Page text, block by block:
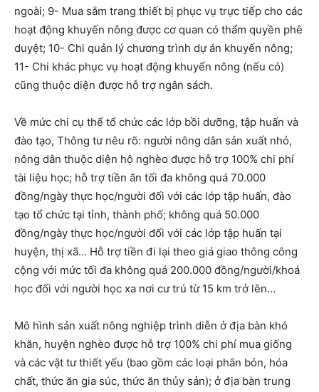
ngoài; 9- Mua sắm trang thiết bị phục vụ trực tiếp cho các
hoạt động khuyến nông được cơ quan có thẩm quyền phê
duyệt; 10- Chi quản lý chương trình dự án khuyến nông;
11- Chi khác phục vụ hoạt động khuyến nông (nếu có)
cũng thuộc diện được hỗ trợ ngân sách.
Về mức chi cụ thể tổ chức các lớp bồi dưỡng, tập huấn và
đào tạo, Thông tư nêu rõ: người nông dân sản xuất nhỏ,
nông dân thuộc diện hộ nghèo được hỗ trợ 100% chi phí
tài liệu học; hỗ trợ tiền ăn tối đa không quá 70.000
đồng/ngày thực học/người đối với các lớp tập huấn, đào
tạo tổ chức tại tỉnh, thành phố; không quá 50.000
đồng/ngày thực học/người đối với các lớp tập huấn tại
huyện, thị xã… Hỗ trợ tiền đi lại theo giá giao thông công
cộng với mức tối đa không quá 200.000 đồng/người/khoá
học đối với người học xa nơi cư trú từ 15 km trở lên…
Mô hình sản xuất nông nghiệp trình diễn ở địa bàn khó
khăn, huyện nghèo được hỗ trợ 100% chi phí mua giống
và các vật tư thiết yếu (bao gồm các loại phân bón, hóa
chất, thức ăn gia súc, thức ăn thủy sản); ở địa bàn trung